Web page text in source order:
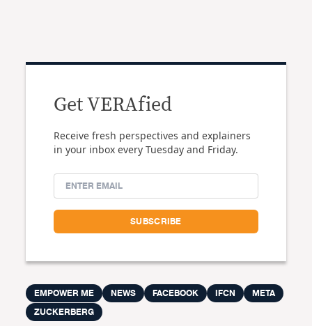
Get VERAfied
Receive fresh perspectives and explainers
in your inbox every Tuesday and Friday.
EMPOWER ME NEWS FACEBOOK IFCN
META
ZUCKERBERG